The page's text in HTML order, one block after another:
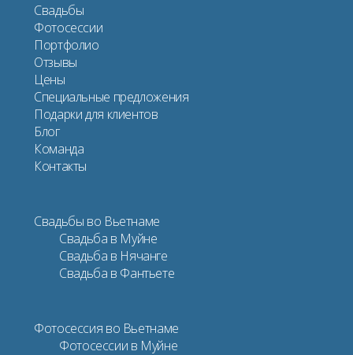
Свадьбы
Фотосессии
Портфолио
Отзывы
Цены
Специальные предложения
Подарки для клиентов
Блог
Команда
Контакты
Свадьбы во Вьетнаме
Свадьба в Муйне
Свадьба в Нячанге
Свадьба в Фантьете
Фотосессия во Вьетнаме
Фотосессии в Муйне